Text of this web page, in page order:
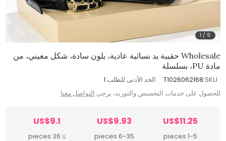
1 / 9
Wholesale حقيبة يد نسائية عادية، بلون سادة، شكل معيني، من
مادة PU، بسلسلة
SKU:
T1026062168 الحد الأدنى للطلب:1
للحصول على خدمات التخصيص والتوريد، يرجى التواصل معنا
US$11.25
1-5 pieces
US$9.93
6-35 pieces
US$9.1
≥ 36 pieces